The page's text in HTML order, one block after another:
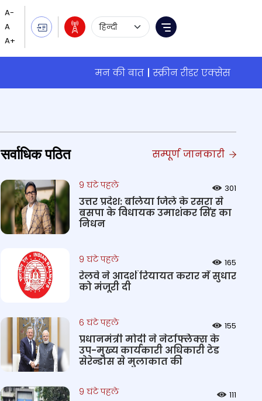
Language Selection
Menu
मन की बात
स्क्रीन रीडर एक्सेस
सर्वाधिक पठित सम्पूर्ण जानकारी
9 घंटे पहले 301
उत्तर प्रदेश: बलिया जिले के रसरा से
बसपा के विधायक उमाशंकर सिंह का
निधन
9 घंटे पहले 165
रेलवे ने आदर्श रियायत करार में सुधार
को मंजूरी दी
6 घंटे पहले 155
प्रधानमंत्री मोदी ने नेटफ्लिक्स के
उप-मुख्य कार्यकारी अधिकारी टेड
सेरेन्डोस से मुलाकात की
9 घंटे पहले 111